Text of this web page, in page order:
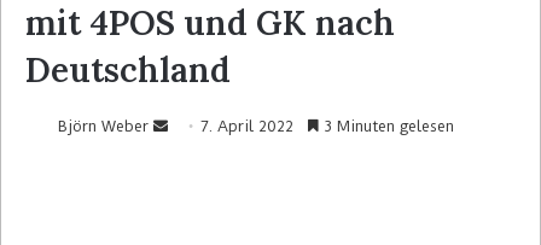
mit 4POS und GK nach
Deutschland
Björn Weber 7. April 2022 3 Minuten gelesen